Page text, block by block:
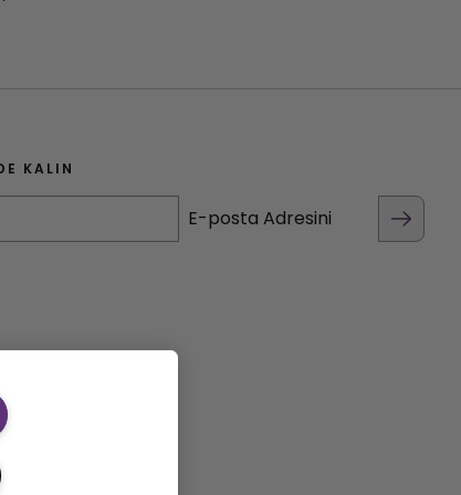
KALIN
E-posta Adresini